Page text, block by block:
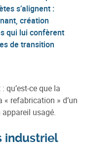
s’alignent :
création
qui lui confèrent
de transition
qu’est-ce que la
« refabrication » d’un
appareil usagé.
industriel